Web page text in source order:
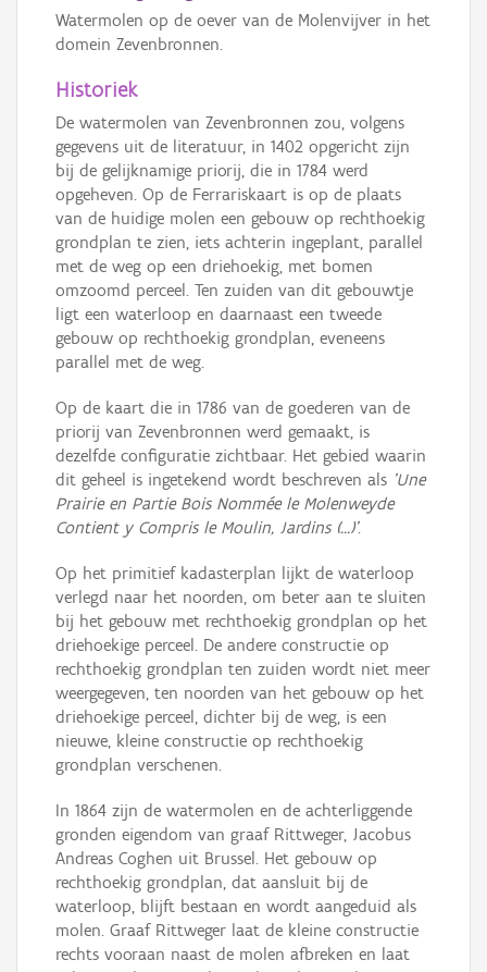
Watermolen op de oever van de Molenvijver in het
domein Zevenbronnen.
Historiek
De watermolen van Zevenbronnen zou, volgens
gegevens uit de literatuur, in 1402 opgericht zijn
bij de gelijknamige priorij, die in 1784 werd
opgeheven. Op de Ferrariskaart is op de plaats
van de huidige molen een gebouw op rechthoekig
grondplan te zien, iets achterin ingeplant, parallel
met de weg op een driehoekig, met bomen
omzoomd perceel. Ten zuiden van dit gebouwtje
ligt een waterloop en daarnaast een tweede
gebouw op rechthoekig grondplan, eveneens
parallel met de weg.
Op de kaart die in 1786 van de goederen van de
priorij van Zevenbronnen werd gemaakt, is
dezelfde configuratie zichtbaar. Het gebied waarin
dit geheel is ingetekend wordt beschreven als 'Une
Prairie en Partie Bois Nommée le Molenweyde
Contient y Compris le Moulin, Jardins (...)'.
Op het primitief kadasterplan lijkt de waterloop
verlegd naar het noorden, om beter aan te sluiten
bij het gebouw met rechthoekig grondplan op het
driehoekige perceel. De andere constructie op
rechthoekig grondplan ten zuiden wordt niet meer
weergegeven, ten noorden van het gebouw op het
driehoekige perceel, dichter bij de weg, is een
nieuwe, kleine constructie op rechthoekig
grondplan verschenen.
In 1864 zijn de watermolen en de achterliggende
gronden eigendom van graaf Rittweger, Jacobus
Andreas Coghen uit Brussel. Het gebouw op
rechthoekig grondplan, dat aansluit bij de
waterloop, blijft bestaan en wordt aangeduid als
molen. Graaf Rittweger laat de kleine constructie
rechts vooraan naast de molen afbreken en laat